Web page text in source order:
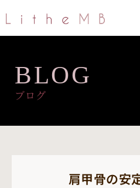
BLOG
ブログ
肩甲骨の安